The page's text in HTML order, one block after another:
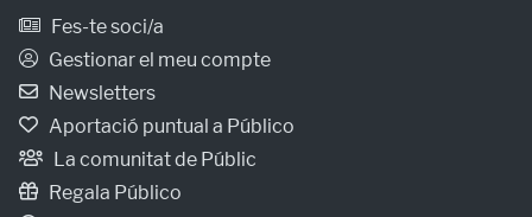
Fes-te soci/a
Gestionar el meu compte
Newsletters
Aportació puntual a Público
La comunitat de Públic
Regala Público